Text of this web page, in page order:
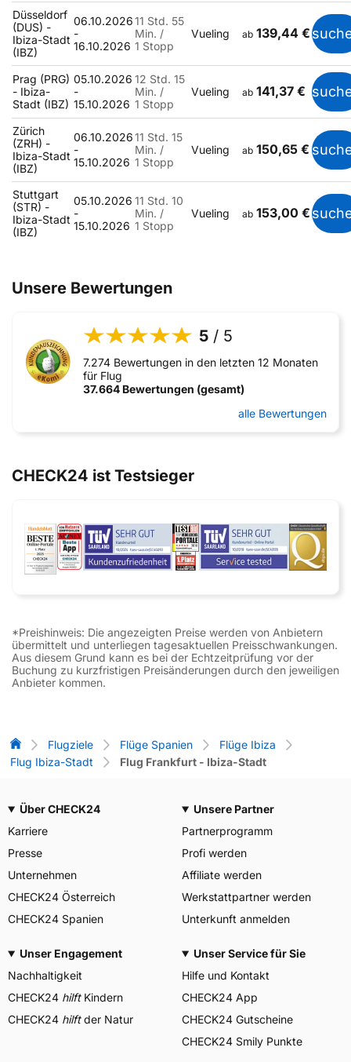
Düsseldorf
(DUS) -
Ibiza-Stadt
(IBZ)
06.10.2026
-
16.10.2026
11 Std. 55
Min. /
1 Stopp
Vueling ab 139,44 €
Prag (PRG)
- Ibiza-
Stadt (IBZ)
05.10.2026
-
15.10.2026
12 Std. 15
Min. /
1 Stopp
Vueling ab 141,37 €
Zürich
(ZRH) -
Ibiza-Stadt
(IBZ)
06.10.2026
-
15.10.2026
11 Std. 15
Min. /
1 Stopp
Vueling ab 150,65 €
Stuttgart
(STR) -
Ibiza-Stadt
(IBZ)
05.10.2026
-
15.10.2026
11 Std. 10
Min. /
1 Stopp
Vueling ab 153,00 €
Unsere Bewertungen
5 / 5
7.274 Bewertungen in den letzten 12 Monaten
für Flug
37.664 Bewertungen (gesamt)
alle Bewertungen
CHECK24 ist Testsieger
*Preishinweis: Die angezeigten Preise werden von Anbietern
übermittelt und unterliegen tagesaktuellen Preisschwankungen.
Aus diesem Grund kann es bei der Echtzeitprüfung vor der
Buchung zu kurzfristigen Preisänderungen durch den jeweiligen
Anbieter kommen.
Flug-Vergleich
Flugziele Flüge Spanien
Flüge Ibiza
Flug Ibiza-Stadt
Flug Frankfurt - Ibiza-Stadt
Über CHECK24
Karriere
Presse
Unternehmen
CHECK24 Österreich
CHECK24 Spanien
Unsere Partner
Partnerprogramm
Profi werden
Affiliate werden
Werkstattpartner werden
Unterkunft anmelden
Unser Engagement
Nachhaltigkeit
CHECK24 hilftKindern
CHECK24 hilftder Natur
Unser Service für Sie
Hilfe und Kontakt
CHECK24 App
CHECK24 Gutscheine
CHECK24 Smily Punkte